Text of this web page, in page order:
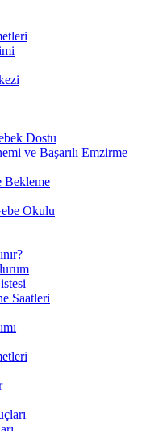
Dostu
ve Başarılı Emzirme
Bekleme
Okulu
Saatleri